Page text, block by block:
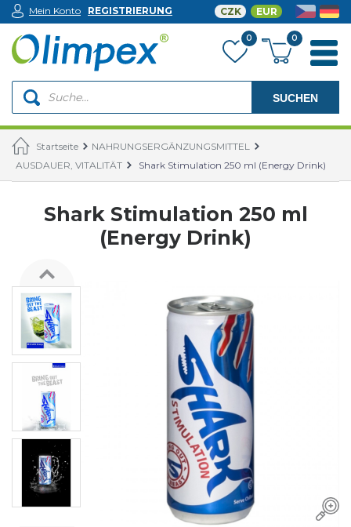
SUCHEN
Mein Konto REGISTRIERUNG
0
CZK EUR
0
Startseite
NAHRUNGSERGÄNZUNGSMITTEL
AUSDAUER, VITALITÄT
Shark Stimulation 250 ml (Energy Drink)
Shark Stimulation 250 ml
(Energy Drink)